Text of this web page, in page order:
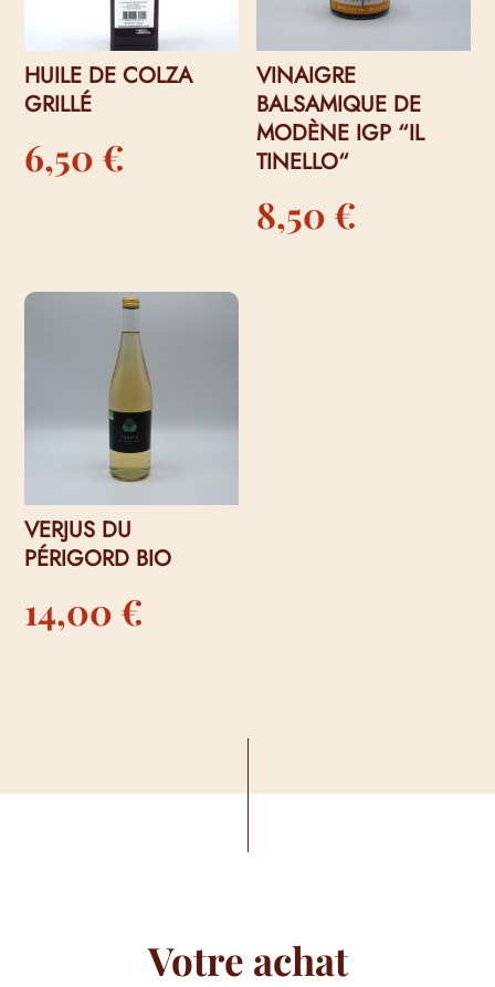
HUILE DE COLZA
GRILLÉ
6,50 €
VINAIGRE
BALSAMIQUE DE
MODÈNE IGP “IL
TINELLO“
8,50 €
VERJUS DU
PÉRIGORD BIO
14,00 €
Votre achat